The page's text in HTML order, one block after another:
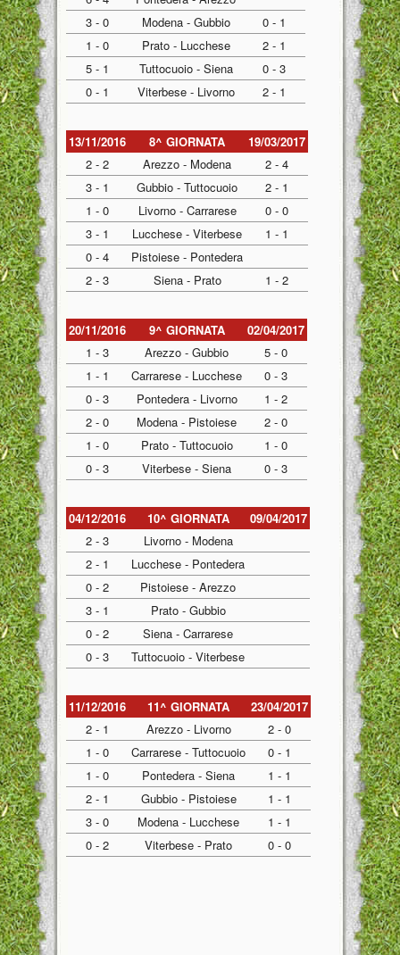
3 - 0
Modena - Gubbio
0 - 1
1 - 0
Prato - Lucchese
2 - 1
5 - 1
Tuttocuoio - Siena
0 - 3
0 - 1
Viterbese - Livorno 2 - 1
13/11/2016 8^ GIORNATA
19/03/2017
2 - 2
Arezzo - Modena
2 - 4
3 - 1
Gubbio - Tuttocuoio
2 - 1
1 - 0
Livorno - Carrarese
0 - 0
3 - 1
Lucchese - Viterbese
1 - 1
0 - 4
Pistoiese - Pontedera
2 - 3
Siena - Prato 1 - 2
20/11/2016 9^ GIORNATA
02/04/2017
1 - 3
Arezzo - Gubbio
5 - 0
1 - 1
Carrarese - Lucchese
0 - 3
0 - 3
Pontedera - Livorno
1 - 2
2 - 0
Modena - Pistoiese
2 - 0
1 - 0
Prato - Tuttocuoio
1 - 0
0 - 3
Viterbese - Siena 0 - 3
04/12/2016 10^ GIORNATA
09/04/2017
2 - 3
Livorno - Modena
2 - 1
Lucchese - Pontedera
0 - 2
Pistoiese - Arezzo
3 - 1
Prato - Gubbio
0 - 2
Siena - Carrarese
0 - 3
Tuttocuoio - Viterbese
11/12/2016 11^ GIORNATA
23/04/2017
2 - 1
Arezzo - Livorno
2 - 0
1 - 0
Carrarese - Tuttocuoio
0 - 1
1 - 0
Pontedera - Siena
1 - 1
2 - 1
Gubbio - Pistoiese
1 - 1
3 - 0
Modena - Lucchese
1 - 1
0 - 2
Viterbese - Prato 0 - 0